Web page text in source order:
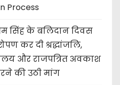
Process
सिंह के बलिदान दिवस
कर दी श्रद्धांजलि,
और राजपत्रित अवकाश
की उठी मांग